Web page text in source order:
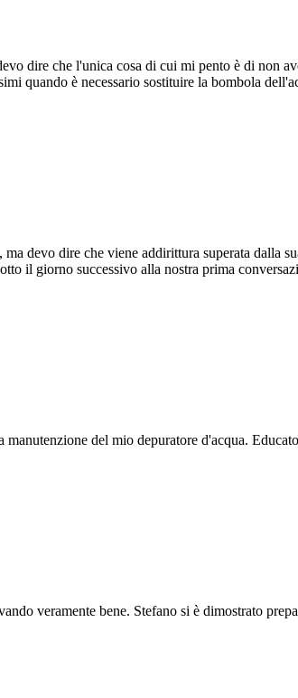
dire che l'unica cosa di cui mi pento è di non
quando è necessario sostituire la bombola
devo dire che viene addirittura superata dalla
il giorno successivo alla nostra prima
manutenzione del mio depuratore d'acqua.
veramente bene. Stefano si è dimostrato